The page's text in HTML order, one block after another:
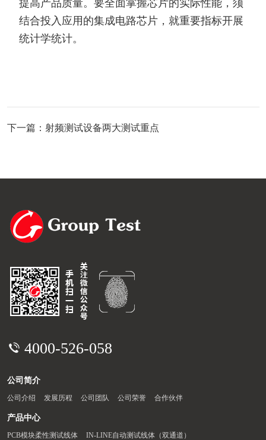
提高产品质量。要全面掌握芯片的实际性能，须
结合投入应用的集成电路芯片，就重要指标开展
统计学统计。
下一篇：射频测试设备两大测试重点
4000-526-058
公司简介
公司介绍 发展历程 公司团队 公司荣誉 合作伙伴
产品中心
PCB模块柔性测试线体 IN-LINE自动测试线体（双通道）